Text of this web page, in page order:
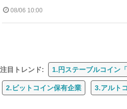
08/06 10:00
注目トレンド: 1.円ステーブルコイン「
2.ビットコイン保有企業 3.アルト